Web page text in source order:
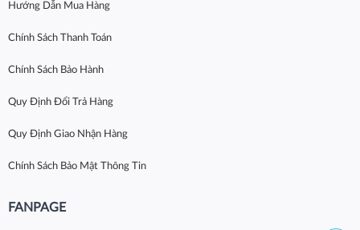
Hướng Dẫn Mua Hàng
Chính Sách Thanh Toán
Chính Sách Bảo Hành
Quy Định Đổi Trả Hàng
Quy Định Giao Nhận Hàng
Chính Sách Bảo Mật Thông Tin
FANPAGE